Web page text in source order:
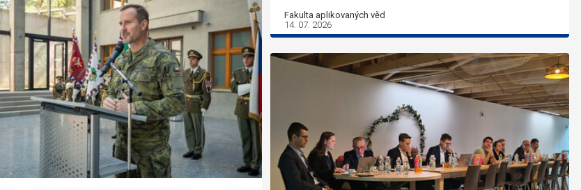
Fakulta aplikovaných věd
14. 07. 2026